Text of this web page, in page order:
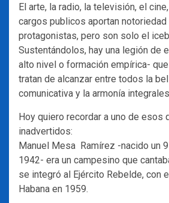
El arte, la radio, la televisión, el
cargos publicos aportan notoriedad
protagonistas, pero son solo el
Sustentándolos, hay una legión de
alto nivel o formación empírica-
tratan de alcanzar entre todos la
comunicativa y la armonía
Hoy quiero recordar a uno de esos
inadvertidos:
Manuel Mesa Ramírez -nacido un
1942- era un campesino que
se integró al Ejército Rebelde, con
Habana en 1959.